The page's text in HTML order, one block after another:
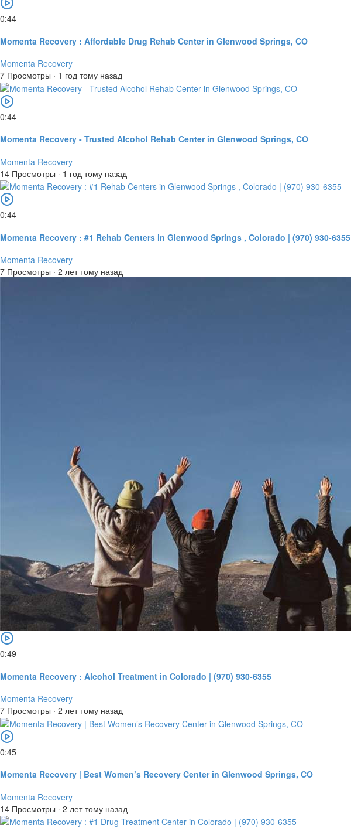
0:44
Momenta Recovery : Affordable Drug Rehab Center in Glenwood Springs, CO
Momenta Recovery
7 Просмотры · 1 год тому назад
0:44
Momenta Recovery - Trusted Alcohol Rehab Center in Glenwood Springs, CO
Momenta Recovery
14 Просмотры · 1 год тому назад
0:44
Momenta Recovery : #1 Rehab Centers in Glenwood Springs , Colorado | (970) 930-6355
Momenta Recovery
7 Просмотры · 2 лет тому назад
0:49
Momenta Recovery : Alcohol Treatment in Colorado | (970) 930-6355
Momenta Recovery
7 Просмотры · 2 лет тому назад
0:45
Momenta Recovery | Best Women’s Recovery Center in Glenwood Springs, CO
Momenta Recovery
14 Просмотры · 2 лет тому назад